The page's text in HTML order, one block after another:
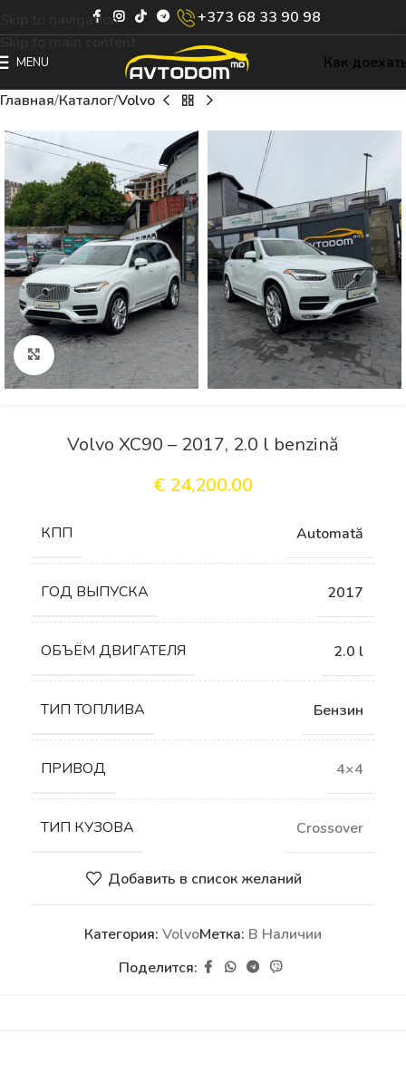
Skip to navigation
+373 68 33 90 98
MENU
Как
Главная Каталог Volvo
Click to enlarge
Volvo XC90 – 2017, 2.0 l benzină
€ 24,200.00
КПП Automată
ГОД ВЫПУСКА 2017
ОБЪЁМ ДВИГАТЕЛЯ 2.0 l
ТИП ТОПЛИВА Бензин
ПРИВОД 4×4
ТИП КУЗОВА Crossover
Добавить в список желаний
Категория: VolvoМетка: В Наличии
Поделится: